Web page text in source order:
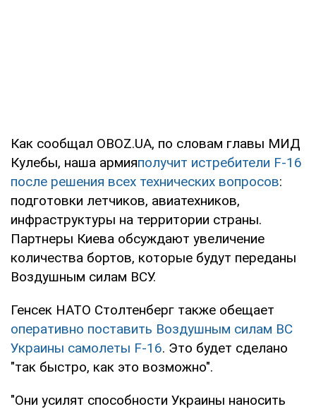
Как сообщал OBOZ.UA, по словам главы МИД
Кулебы, наша армияполучит истребители F-16
после решения всех технических вопросов:
подготовки летчиков, авиатехников,
инфраструктуры на территории страны.
Партнеры Киева обсуждают увеличение
количества бортов, которые будут переданы
Воздушным силам ВСУ.
Генсек НАТО Столтенберг также обещает
оперативно поставить Воздушным силам ВС
Украины самолеты F-16. Это будет сделано
"так быстро, как это возможно".
"Они усилят способности Украины наносить